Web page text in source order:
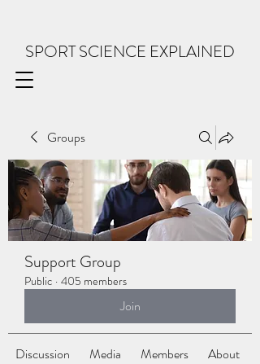
SPORT SCIENCE EXPLAINED
Groups
Support Group
Public · 405 members
Join
Discussion Media Members About